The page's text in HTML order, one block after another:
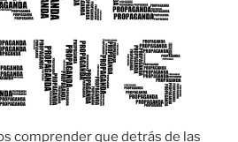
comprender que detrás de las